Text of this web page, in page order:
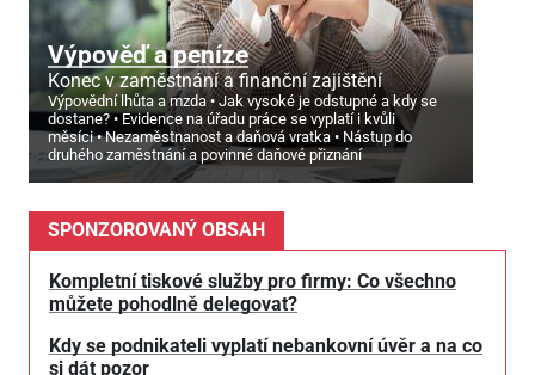
Výpověď a peníze
Konec v zaměstnání a finanční zajištění
Výpovědní lhůta a mzda
Jak vysoké je odstupné a kdy se
dostane?
Evidence na úřadu práce se vyplatí i kvůli
měsíci
Nezaměstnanost a daňová vratka
Nástup do
druhého zaměstnání a povinné daňové přiznání
SPONZOROVANÝ OBSAH
Kompletní tiskové služby pro firmy: Co všechno
můžete pohodlně delegovat?
Kdy se podnikateli vyplatí nebankovní úvěr a na co
si dát pozor